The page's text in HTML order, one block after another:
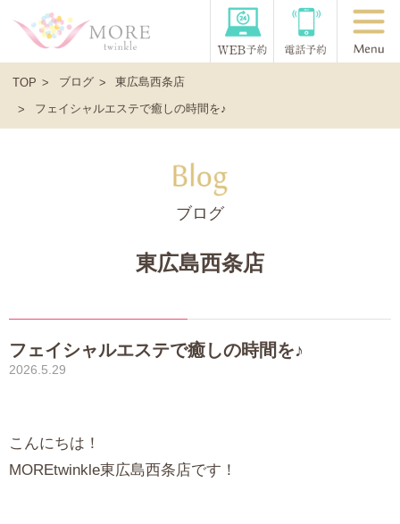
TOP ブログ 東広島西条店
フェイシャルエステで癒しの時間を♪
ブログ
東広島西条店
フェイシャルエステで癒しの時間を♪
2026.5.29
こんにちは！
MOREtwinkle東広島西条店です！